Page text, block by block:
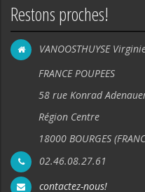
Restons proches!
VANOOSTHUYSE
FRANCE POUPEES
58 rue Konrad
Région Centre
18000 BOURGES
02.46.08.27.61
contactez-nous!